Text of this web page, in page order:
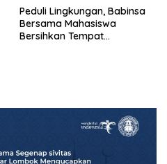
Peduli Lingkungan, Babinsa
Bersama Mahasiswa
Bersihkan Tempat